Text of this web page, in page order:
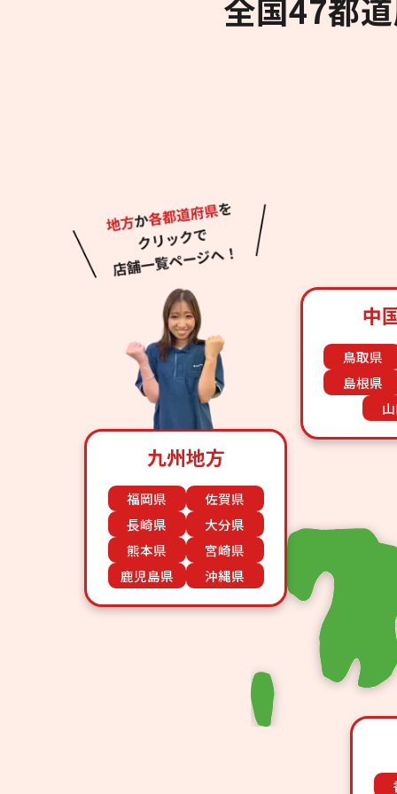
全国47都
中
鳥取県
島根県
九州地方
福岡県
佐賀県
長崎県
大分県
熊本県
宮崎県
鹿児島県
沖縄県